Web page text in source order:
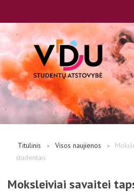
LT
Titulinis Visos naujienos
studentais
Moksleiviai savaitei